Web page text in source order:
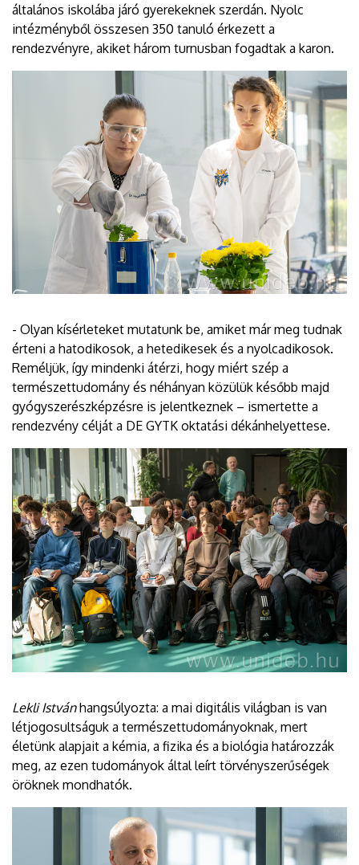
általános iskolába járó gyerekeknek szerdán. Nyolc
intézményből összesen 350 tanuló érkezett a
rendezvényre, akiket három turnusban fogadtak a karon.
- Olyan kísérleteket mutatunk be, amiket már meg tudnak
érteni a hatodikosok, a hetedikesek és a nyolcadikosok.
Reméljük, így mindenki átérzi, hogy miért szép a
természettudomány és néhányan közülük később majd
gyógyszerészképzésre is jelentkeznek – ismertette a
rendezvény célját a DE GYTK oktatási dékánhelyettese.
Lekli Istvánhangsúlyozta: a mai digitális világban is van
létjogosultságuk a természettudományoknak, mert
életünk alapjait a kémia, a fizika és a biológia határozzák
meg, az ezen tudományok által leírt törvényszerűségek
öröknek mondhatók.